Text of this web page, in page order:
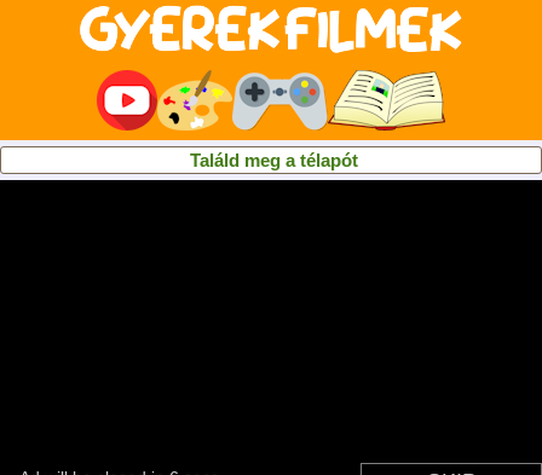
Találd meg a télapót